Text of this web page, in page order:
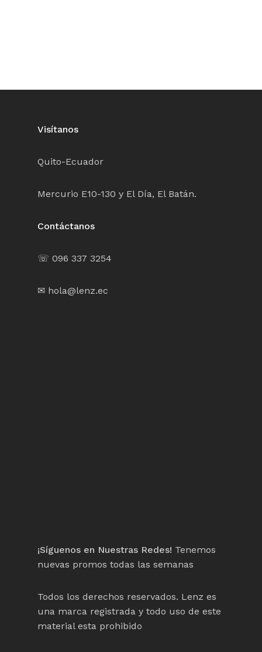
Visítanos
Quito-Ecuador
Mercurio E10-130 y El Día, El Batán.
Contáctanos
☏ 096 337 3254
✉ hola@lenz.ec
¡Síguenos en Nuestras Redes! Tenemos
nuevas promos todas las semanas
Todos los derechos reservados. Lenz es
una marca registrada y todo uso de este
material esta prohibido